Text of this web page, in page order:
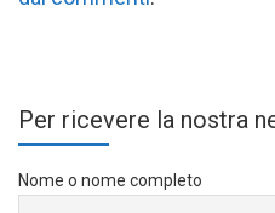
Per ricevere la nostra
Nome o nome completo